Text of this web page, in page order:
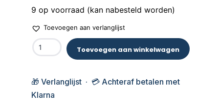
9 op voorraad (kan nabesteld worden)
Toevoegen aan verlanglijst
Toevoegen aan winkelwagen
🎁 Verlanglijst · 💳 Achteraf betalen met
Klarna